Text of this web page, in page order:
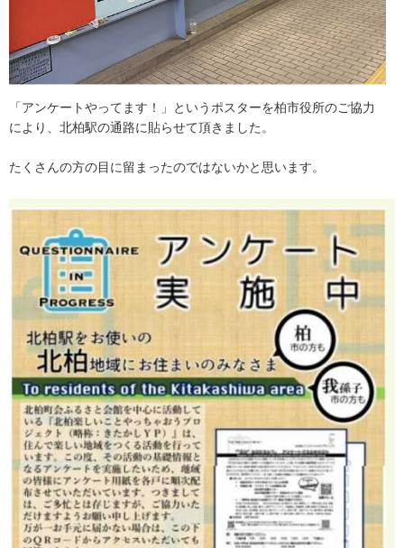
「アンケー トやって ます ！ 」 と いう ポス ターを柏市役所のご協力
に よ り 北柏駅の通路に貼らせて頂き ま した 。
た く さ んの方の目 に留 ま ったのではないかと 思います。